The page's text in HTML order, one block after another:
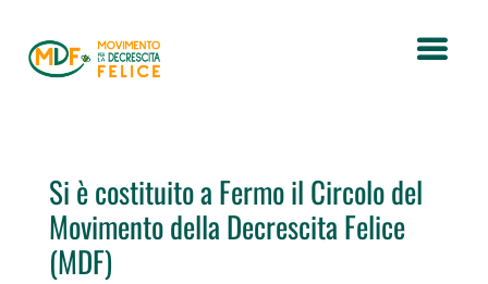
Si è costituito a Fermo il Circolo del
Movimento della Decrescita Felice
(MDF)